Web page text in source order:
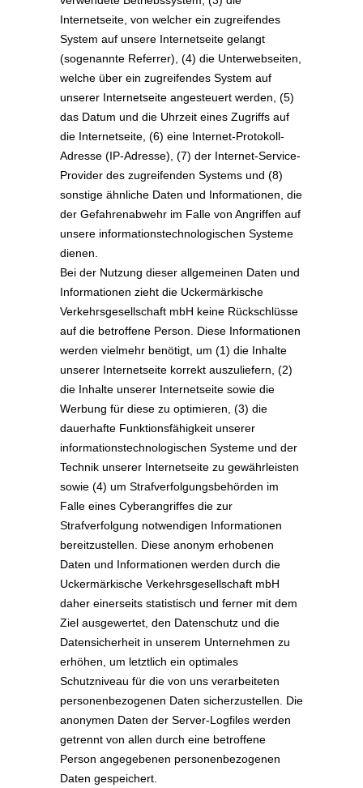
Internetseite, von welcher ein zugreifendes
System auf unsere Internetseite gelangt
(sogenannte Referrer), (4) die Unterwebseiten,
welche über ein zugreifendes System auf
unserer Internetseite angesteuert werden, (5)
das Datum und die Uhrzeit eines Zugriffs auf
die Internetseite, (6) eine Internet-Protokoll-
Adresse (IP-Adresse), (7) der Internet-Service-
Provider des zugreifenden Systems und (8)
sonstige ähnliche Daten und Informationen, die
der Gefahrenabwehr im Falle von Angriffen auf
unsere informationstechnologischen Systeme
dienen.
Bei der Nutzung dieser allgemeinen Daten und
Informationen zieht die Uckermärkische
Verkehrsgesellschaft mbH keine Rückschlüsse
auf die betroffene Person. Diese Informationen
werden vielmehr benötigt, um (1) die Inhalte
unserer Internetseite korrekt auszuliefern, (2)
die Inhalte unserer Internetseite sowie die
Werbung für diese zu optimieren, (3) die
dauerhafte Funktionsfähigkeit unserer
informationstechnologischen Systeme und der
Technik unserer Internetseite zu gewährleisten
sowie (4) um Strafverfolgungsbehörden im
Falle eines Cyberangriffes die zur
Strafverfolgung notwendigen Informationen
bereitzustellen. Diese anonym erhobenen
Daten und Informationen werden durch die
Uckermärkische Verkehrsgesellschaft mbH
daher einerseits statistisch und ferner mit dem
Ziel ausgewertet, den Datenschutz und die
Datensicherheit in unserem Unternehmen zu
erhöhen, um letztlich ein optimales
Schutzniveau für die von uns verarbeiteten
personenbezogenen Daten sicherzustellen. Die
anonymen Daten der Server-Logfiles werden
getrennt von allen durch eine betroffene
Person angegebenen personenbezogenen
Daten gespeichert.